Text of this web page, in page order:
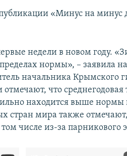
«Минус на минус
недели в новом году.
нормы», – заявила
начальника Крымского
что
находится выше нормы
стран мира также
числе из-за парникового